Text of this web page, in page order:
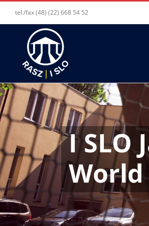
tel./fax (48) (22) 668 54 52
I SLO
World